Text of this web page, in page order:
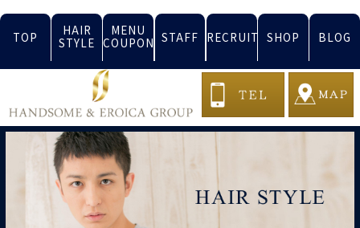
TOP
HAIR
STYLE
MENU
COUPON STAFF RECRUIT SHOP BLOG